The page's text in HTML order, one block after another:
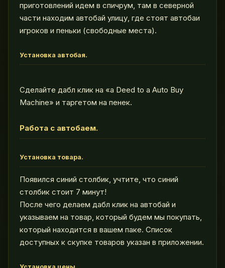
приготовлений идем в спичрум, там в северной
части находим автобай улицу, где стоят автобаи
игроков и пеньки (свободные места).
Установка автобая.
Сделайте дабл клик на «a Deed to a Auto Buy
Machine» и таргетом на пенек.
Работа с автобаем.
Установка товара.
Появился синий столбик, учтите, что синий
столбик стоит 7 минут!
После чего делаем дабл клик на автобай и
указываем на товар, который будем мы покупать,
который находится в вашем паке. Список
доступных к скупке товаров указан в приложении.